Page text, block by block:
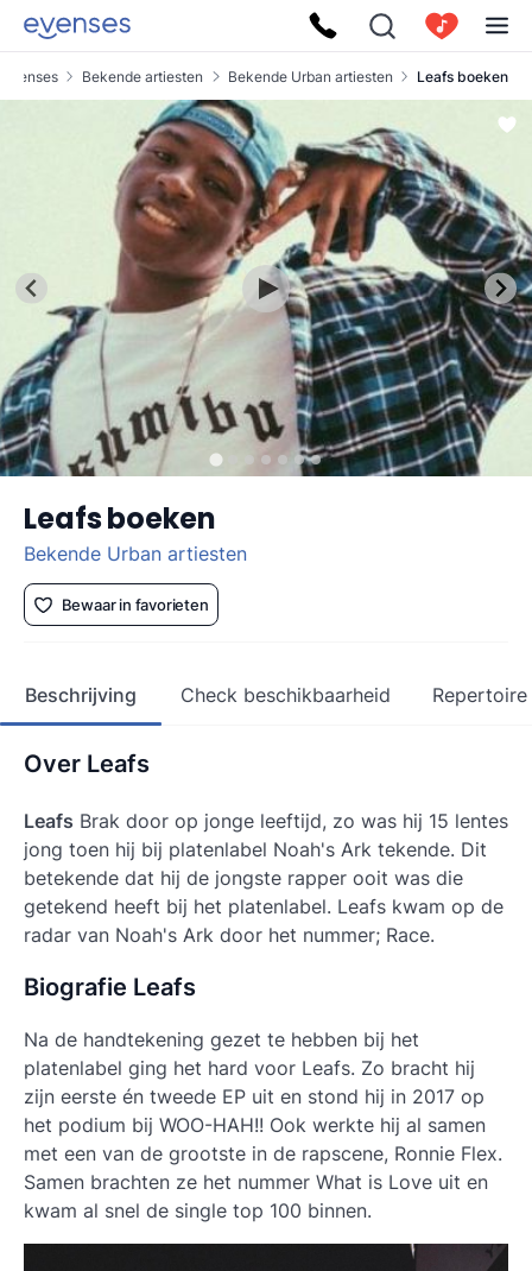
Evenses Bekende artiesten Bekende Urban artiesten Leafs boeken
Leafs boeken
Bekende Urban artiesten
Bewaar in favorieten
Beschrijving Check beschikbaarheid Repertoire
Over Leafs
Leafs Brak door op jonge leeftijd, zo was hij 15 lentes
jong toen hij bij platenlabel Noah's Ark tekende. Dit
betekende dat hij de jongste rapper ooit was die
getekend heeft bij het platenlabel. Leafs kwam op de
radar van Noah's Ark door het nummer; Race.
Biografie Leafs
Na de handtekening gezet te hebben bij het
platenlabel ging het hard voor Leafs. Zo bracht hij
zijn eerste én tweede EP uit en stond hij in 2017 op
het podium bij WOO-HAH!! Ook werkte hij al samen
met een van de grootste in de rapscene, Ronnie Flex.
Samen brachten ze het nummer What is Love uit en
kwam al snel de single top 100 binnen.